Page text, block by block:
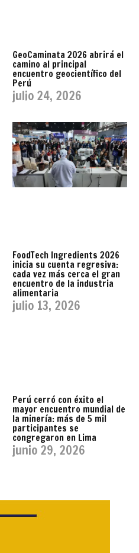
GeoCaminata 2026 abrirá el
camino al principal
encuentro geocientífico del
Perú
julio 24, 2026
FoodTech Ingredients 2026
inicia su cuenta regresiva:
cada vez más cerca el gran
encuentro de la industria
alimentaria
julio 13, 2026
Perú cerró con éxito el
mayor encuentro mundial de
la minería: más de 5 mil
participantes se
congregaron en Lima
junio 29, 2026